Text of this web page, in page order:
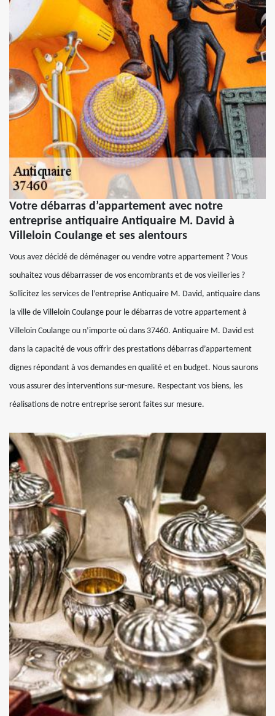
Votre débarras d’appartement avec notre
entreprise antiquaire Antiquaire M. David à
Villeloin Coulange et ses alentours
Vous avez décidé de déménager ou vendre votre appartement ? Vous
souhaitez vous débarrasser de vos encombrants et de vos vieilleries ?
Sollicitez les services de l’entreprise Antiquaire M. David, antiquaire dans
la ville de Villeloin Coulange pour le débarras de votre appartement à
Villeloin Coulange ou n’importe où dans 37460. Antiquaire M. David est
dans la capacité de vous offrir des prestations débarras d’appartement
dignes répondant à vos demandes en qualité et en budget. Nous saurons
vous assurer des interventions sur-mesure. Respectant vos biens, les
réalisations de notre entreprise seront faites sur mesure.